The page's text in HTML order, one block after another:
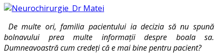
De multe ori, familia pacientului ia decizia să nu spună
bolnavului prea multe informații despre boala sa.
Dumneavoastră cum credeți că e mai bine pentru pacient?